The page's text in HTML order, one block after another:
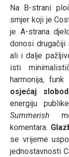
Na B-strani
smjer koji je
je A-strana
donosi
ali i dalje
isti
harmonija,
osjećaj
energiju
Summerish
komentara.
se vrijeme
jednostavnosti